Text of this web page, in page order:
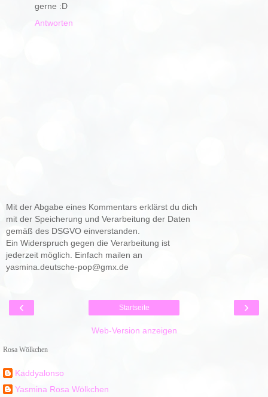
gerne :D
Antworten
Mit der Abgabe eines Kommentars erklärst du dich
mit der Speicherung und Verarbeitung der Daten
gemäß des DSGVO einverstanden.
Ein Widerspruch gegen die Verarbeitung ist
jederzeit möglich. Einfach mailen an
yasmina.deutsche-pop@gmx.de
‹ ›
Startseite
Web-Version anzeigen
Rosa Wölkchen
Kaddyalonso
Yasmina Rosa Wölkchen